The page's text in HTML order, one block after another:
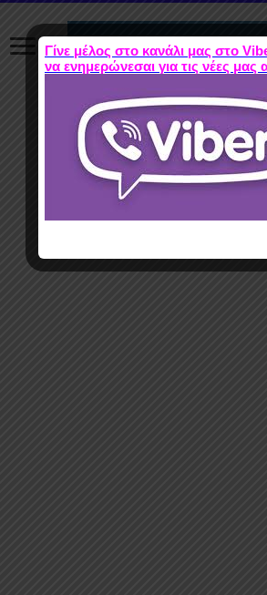
Γίνε μέλος στο κανάλι μας στο
να ενημερώνεσαι για τις νέες μας